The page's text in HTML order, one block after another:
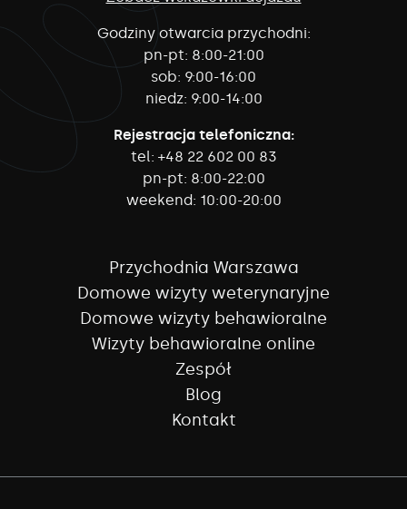
Godziny otwarcia przychodni:
pn-pt: 8:00-21:00
sob: 9:00-16:00
niedz: 9:00-14:00
Rejestracja telefoniczna:
tel: +48 22 602 00 83
pn-pt: 8:00-22:00
weekend: 10:00-20:00
Przychodnia Warszawa
Domowe wizyty weterynaryjne
Domowe wizyty behawioralne
Wizyty behawioralne online
Zespół
Blog
Kontakt